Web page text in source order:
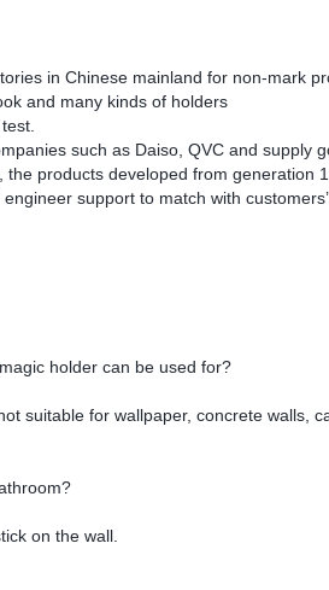
in Chinese mainland for non-mark
and many kinds of holders
such as Daiso, QVC and supply
products developed from generation
support to match with
holder can be used for?
suitable for wallpaper, concrete walls,
on the wall.